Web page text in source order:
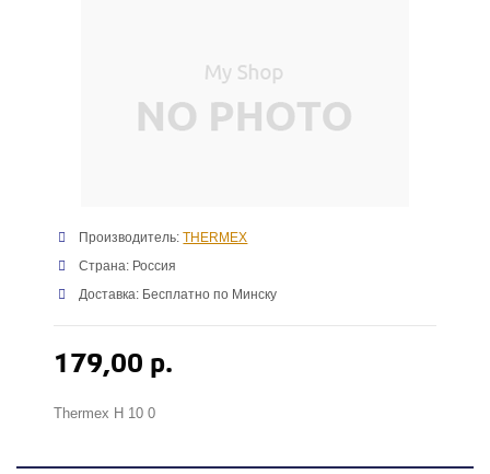
Производитель:THERMEX
Страна: Россия
Доставка: Бесплатно по Минску
179,00 р.
Thermex Н 10 0